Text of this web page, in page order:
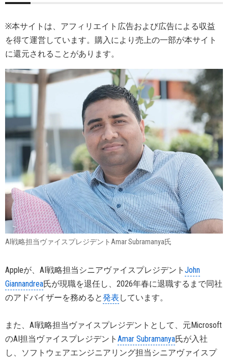
※本サイトは、アフィリエイト広告および広告による収益
を得て運営しています。購入により売上の一部が本サイト
に還元されることがあります。
AI戦略担当ヴァイスプレジデントAmar Subramanya氏
Appleが、AI戦略担当シニアヴァイスプレジデント John
Giannandrea氏が現職を退任し、2026年春に退職するまで同社
のアドバイザーを務めると発表 しています。
また、AI戦略担当ヴァイスプレジデントとして、元Microsoft
のAI担当ヴァイスプレジデント Amar Subramanya氏が入社
し、ソフトウェアエンジニアリング担当シニアヴァイスプ